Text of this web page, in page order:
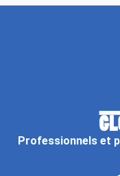
Professionnels et